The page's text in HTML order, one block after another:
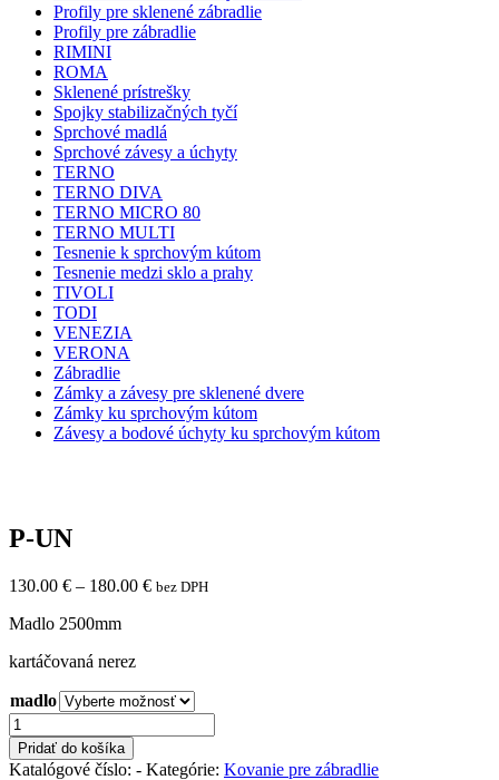
Profily pre sklenené zábradlie
Profily pre zábradlie
RIMINI
ROMA
Sklenené prístrešky
Spojky stabilizačných tyčí
Sprchové madlá
Sprchové závesy a úchyty
TERNO
TERNO DIVA
TERNO MICRO 80
TERNO MULTI
Tesnenie k sprchovým kútom
Tesnenie medzi sklo a prahy
TIVOLI
TODI
VENEZIA
VERONA
Zábradlie
Zámky a závesy pre sklenené dvere
Zámky ku sprchovým kútom
Závesy a bodové úchyty ku sprchovým kútom
P-UN
130.00 € – 180.00 € bez DPH
Madlo 2500mm
kartáčovaná nerez
madlo
množstvo
P-
UN
Pridať do košíka
Katalógové číslo: - Kategórie: Kovanie pre zábradlie